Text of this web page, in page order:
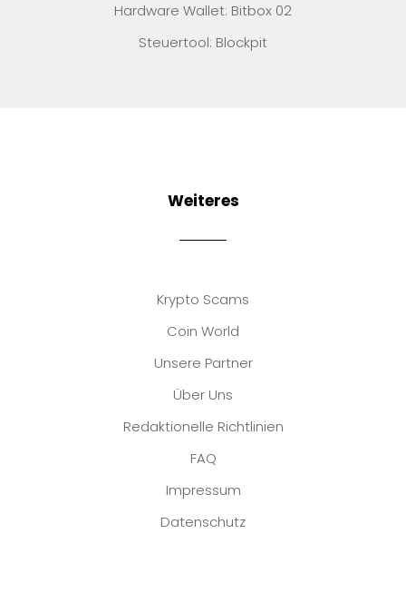
Hardware Wallet: Bitbox 02
Steuertool: Blockpit
Weiteres
Krypto Scams
Coin World
Unsere Partner
Über Uns
Redaktionelle Richtlinien
FAQ
Impressum
Datenschutz